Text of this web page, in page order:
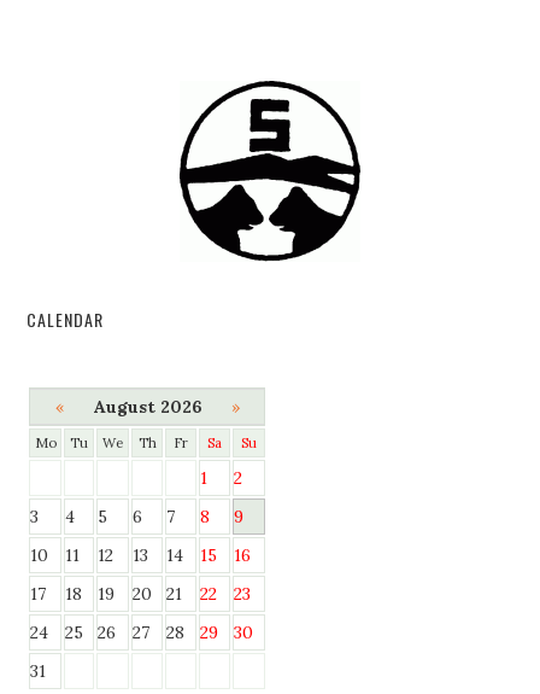
CALENDAR
« August 2026 »
Mo Tu We Th Fr Sa Su
1
2
3
4 5 6 7 8
9
10
11 12 13 14 15
16
17
18 19 20 21 22
23
24
25 26 27 28 29
30
31